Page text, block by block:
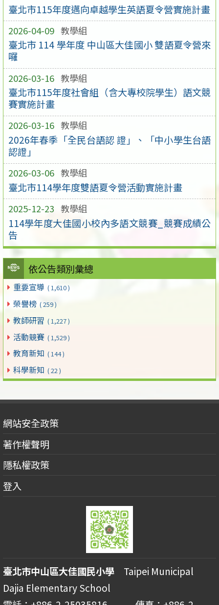
臺北市115年度邁向卓越學生英語夏令營實施計畫
2026-04-09 教學組
臺北市 114 學年度 中山區大佳國小 雙語夏令營來
囉
2026-03-16 教學組
臺北市115年度社會組（含大專校院學生）語文競
賽實施計畫
2026-03-16 教學組
2026年春季「全民台語認 證」、「中小學生台語
認證」
2026-03-06 教學組
臺北市114學年度雙語夏令營活動實施計畫
2025-12-23 教學組
114學年度大佳國小校內多語文競賽_競賽成績公
告
依公告類別彙總
重要宣導 ( 1,610 )
榮譽榜 ( 259 )
教師研習 ( 1,227 )
活動競賽 ( 1,529 )
教育新知 ( 144 )
科學新知 ( 22 )
網站安全政策
著作權聲明
隱私權政策
登入
臺北市中山區大佳國民小學 Taipei Municipal
Dajia Elementary School